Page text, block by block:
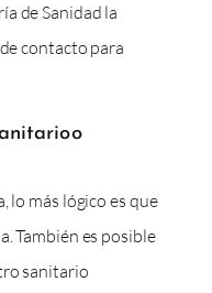
de Sanidad la
contacto para
o
lo más lógico es que
También es posible
sanitario